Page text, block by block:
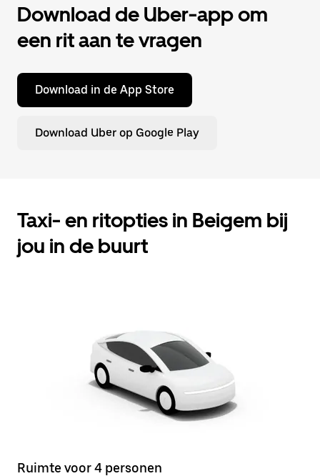
Download de Uber-app om
een rit aan te vragen
Download in de App Store
Download Uber op Google Play
Taxi- en ritopties in Beigem bij
jou in de buurt
Ruimte voor 4 personen